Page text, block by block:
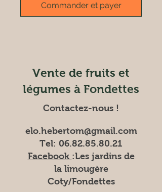
Commander et payer
Vente de fruits et
légumes à Fondettes
Contactez-nous !
elo.hebertom@gmail.com
Tel: 06.82.85.80.21
Facebook :Lesjardins de
la limougère
Coty/Fondettes